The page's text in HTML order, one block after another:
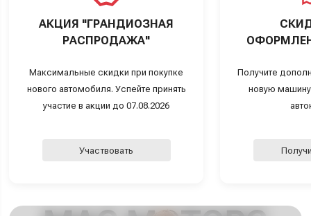
АКЦИЯ "ГРАНДИОЗНАЯ
РАСПРОДАЖА"
Максимальные скидки при покупке
нового автомобиля. Успейте принять
участие в акции до 07.08.2026
Участвовать
Получите
новую